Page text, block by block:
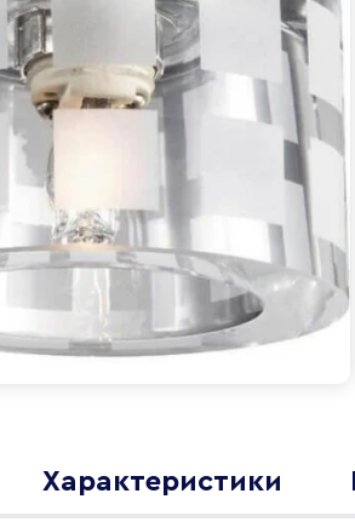
Характеристики